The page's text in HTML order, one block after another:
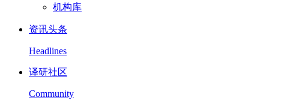
机构库
资讯头条
Headlines
译研社区
Community